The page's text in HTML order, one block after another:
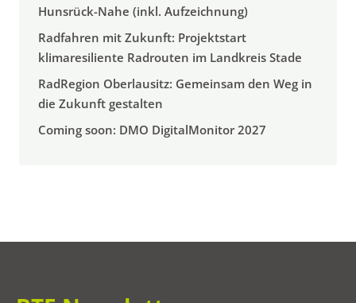
Hunsrück-Nahe (inkl. Aufzeichnung)
Radfahren mit Zukunft: Projektstart
klimaresiliente Radrouten im Landkreis Stade
RadRegion Oberlausitz: Gemeinsam den Weg in
die Zukunft gestalten
Coming soon: DMO DigitalMonitor 2027